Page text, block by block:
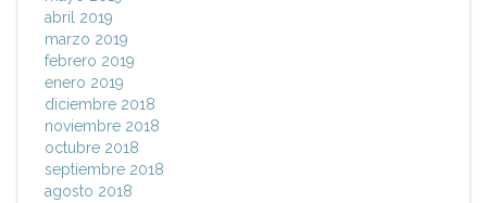
abril 2019
marzo 2019
febrero 2019
enero 2019
diciembre 2018
noviembre 2018
octubre 2018
septiembre 2018
agosto 2018